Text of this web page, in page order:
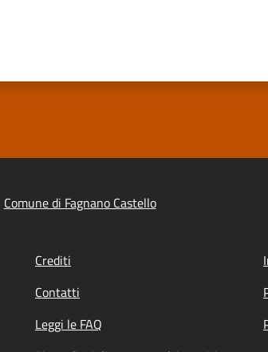
Comune di Fagnano Castello
Crediti
Contatti
Leggi le FAQ